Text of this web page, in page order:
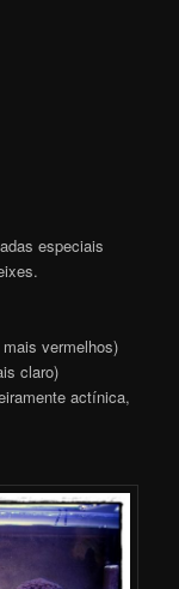
especiais
vermelhos)
claro)
actínica,